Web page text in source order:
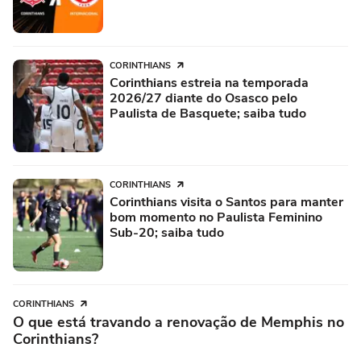
CORINTHIANS
Corinthians estreia na temporada
2026/27 diante do Osasco pelo
Paulista de Basquete; saiba tudo
CORINTHIANS
Corinthians visita o Santos para manter
bom momento no Paulista Feminino
Sub-20; saiba tudo
CORINTHIANS
O que está travando a renovação de Memphis no
Corinthians?